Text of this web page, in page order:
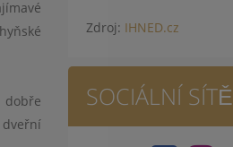
dobře
Zdroj: IHNED.cz
SOCIÁLNÍ SÍTĚ